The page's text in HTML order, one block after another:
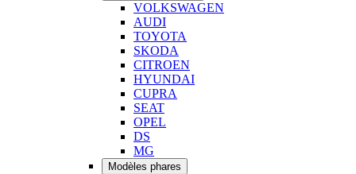
VOLKSWAGEN
AUDI
TOYOTA
SKODA
CITROEN
HYUNDAI
CUPRA
SEAT
OPEL
DS
MG
Modèles phares